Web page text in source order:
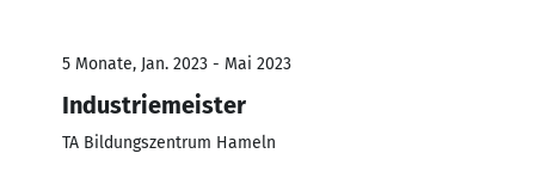
5 Monate, Jan. 2023 - Mai 2023
Industriemeister
TA Bildungszentrum Hameln